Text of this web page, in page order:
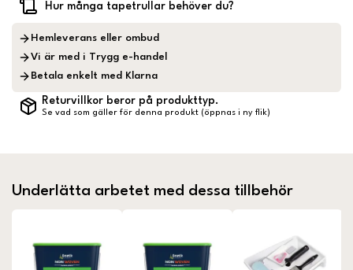
Hur många tapetrullar behöver du?
Hemleverans eller ombud
Vi är med i Trygg e-handel
Betala enkelt med Klarna
Returvillkor beror på produkttyp.
Se vad som gäller för denna produkt (öppnas i ny flik)
Underlätta arbetet med dessa tillbehör